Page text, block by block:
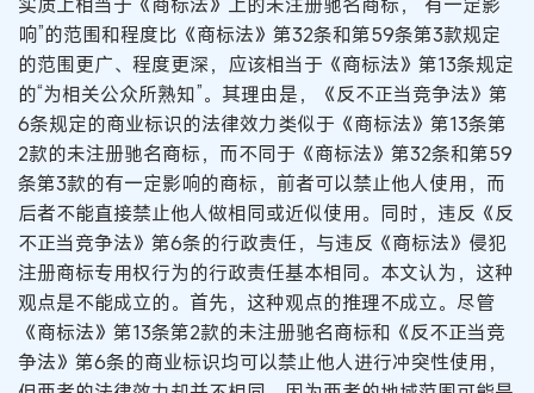
响”的范围和程度比《商标法》第32条和第59条第3款规定
的范围更广、程度更深，应该相当于《商标法》第13条规定
的“为相关公众所熟知”。其理由是，《反不正当竞争法》第
6条规定的商业标识的法律效力类似于《商标法》第13条第
2款的未注册驰名商标，而不同于《商标法》第32条和第59
条第3款的有一定影响的商标，前者可以禁止他人使用，而
后者不能直接禁止他人做相同或近似使用。同时，违反《反
不正当竞争法》第6条的行政责任，与违反《商标法》侵犯
注册商标专用权行为的行政责任基本相同。本文认为，这种
观点是不能成立的。首先，这种观点的推理不成立。尽管
《商标法》第13条第2款的未注册驰名商标和《反不正当竞
争法》第6条的商业标识均可以禁止他人进行冲突性使用，